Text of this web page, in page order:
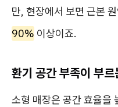
만, 현장에서 보면 근본
90% 이상이죠.
환기 공간 부족이 부
소형 매장은 공간 효율을